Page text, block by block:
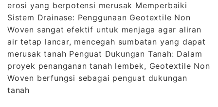
erosi yang berpotensi merusak Memperbaiki
Sistem Drainase: Penggunaan Geotextile Non
Woven sangat efektif untuk menjaga agar aliran
air tetap lancar, mencegah sumbatan yang dapat
merusak tanah Penguat Dukungan Tanah: Dalam
proyek penanganan tanah lembek, Geotextile Non
Woven berfungsi sebagai penguat dukungan
tanah